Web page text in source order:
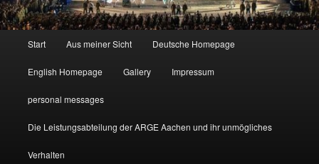
Start Aus meiner Sicht Deutsche Homepage
English Homepage Gallery Impressum
personal messages
Die Leistungsabteilung der ARGE Aachen und ihr unmögliches
Verhalten